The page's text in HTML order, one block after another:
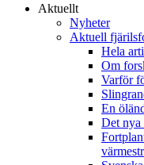
Aktuellt
Nyheter
Aktuell
Hela
Om
Varför
En
Det nya